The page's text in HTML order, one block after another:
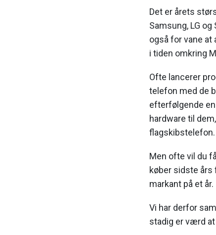
Det er årets
Samsung, LG
også for vane at
i tiden omkring
Ofte lancerer
telefon med de
efterfølgende
hardware til
flagskibstelefon.
Men ofte vil du
køber sidste års
markant på et år.
Vi har derfor
stadig er værd